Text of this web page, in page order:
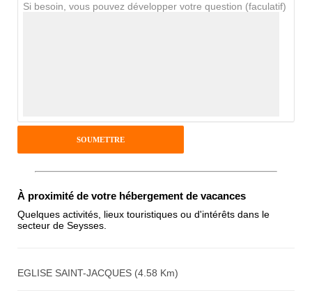
Antispam - Combien font 7x4 (en
chiffres) :
Si besoin, vous pouvez développer votre question (faculatif)
À proximité de votre hébergement de vacances
Quelques activités, lieux touristiques ou d'intérêts dans le
secteur de Seysses.
EGLISE SAINT-JACQUES (4.58 Km)